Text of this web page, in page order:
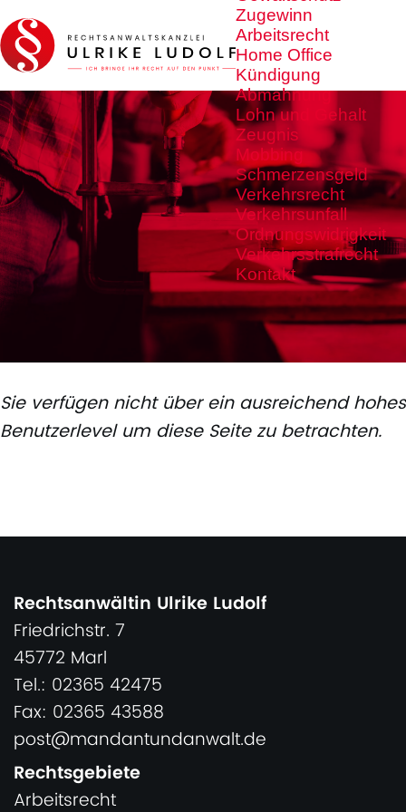
Zugewinn
Arbeitsrecht
Home Office
Kündigung
Abmahnung
Lohn und Gehalt
Zeugnis
Mobbing
Schmerzensgeld
Verkehrsrecht
Verkehrsunfall
Ordnungswidrigkeit
Verkehrsstrafrecht
Kontakt
Sie verfügen nicht über ein ausreichend hohes
Benutzerlevel um diese Seite zu betrachten.
Rechtsanwältin Ulrike Ludolf
Friedrichstr. 7
45772 Marl
Tel.: 02365 42475
Fax: 02365 43588
post@mandantundanwalt.de
Rechtsgebiete
Arbeitsrecht